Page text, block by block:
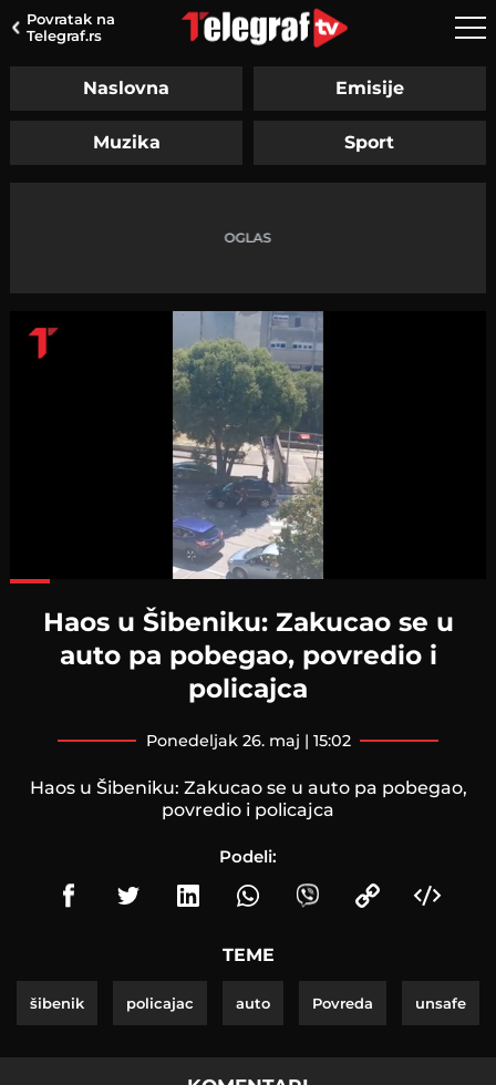
Povratak na
Telegraf.rs
Naslovna Emisije
Muzika Sport
Haos u Šibeniku: Zakucao se u
auto pa pobegao, povredio i
policajca
ponedeljak 26. maj | 15:02
Haos u Šibeniku: Zakucao se u auto pa pobegao,
povredio i policajca
Podeli:
TEME
šibenik policajac auto Povreda unsafe